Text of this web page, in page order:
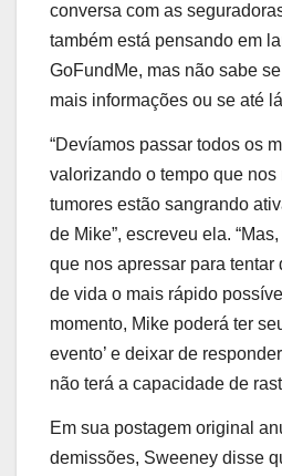
conversa com as
também está pensando em
GoFundMe, mas não sabe
mais informações ou se até
“Devíamos passar todos os
valorizando o tempo que nos
tumores estão sangrando
de Mike”, escreveu ela.
que nos apressar para tentar
de vida o mais rápido
momento, Mike poderá ter
evento’ e deixar de
não terá a capacidade de
Em sua postagem original
demissões, Sweeney disse